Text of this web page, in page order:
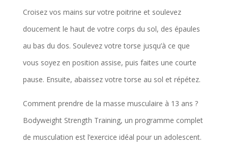
Croisez vos mains sur votre poitrine et soulevez
doucement le haut de votre corps du sol, des épaules
au bas du dos. Soulevez votre torse jusqu’à ce que
vous soyez en position assise, puis faites une courte
pause. Ensuite, abaissez votre torse au sol et répétez.
Comment prendre de la masse musculaire à 13 ans ?
Bodyweight Strength Training, un programme complet
de musculation est l’exercice idéal pour un adolescent.